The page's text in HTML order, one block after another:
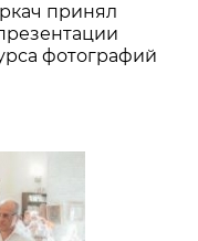
принял
фотографий